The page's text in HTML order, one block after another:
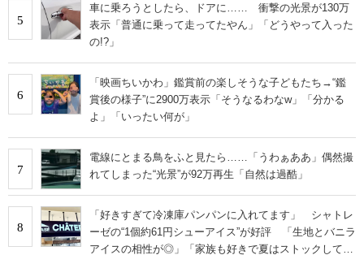
5
車に乗ろうとしたら、ドアに…… 衝撃の光景が130万
表示「普通に乗って走ってたやん」「どうやって入った
の!?」
6
「映画ちいかわ」鑑賞前の楽しそうな子どもたち→“鑑
賞後の様子”に2900万表示「そうなるわなw」「分かる
よ」「いったい何が」
7
電線にとまる鳥をふと見たら……「うわぁああ」偶然撮
れてしまった“光景”が92万再生「自然は過酷」
8
「好きすぎて冷凍庫パンパンに入れてます」 シャトレ
ーゼの“1個約61円シューアイス”が好評 「生地とバニラ
アイスの相性が◎」「家族も好きで夏はストックして